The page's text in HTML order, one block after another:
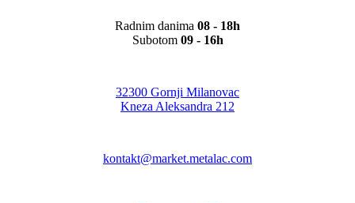
Radnim danima 08 - 18h
Subotom 09 - 16h
32300 Gornji Milanovac
Kneza Aleksandra 212
kontakt@market.metalac.com